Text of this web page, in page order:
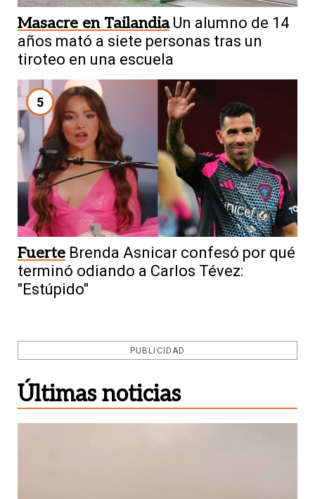
Masacre en Tailandia Un alumno de 14
años mató a siete personas tras un
tiroteo en una escuela
5
Fuerte Brenda Asnicar confesó por qué
terminó odiando a Carlos Tévez:
"Estúpido"
PUBLICIDAD
Últimas noticias